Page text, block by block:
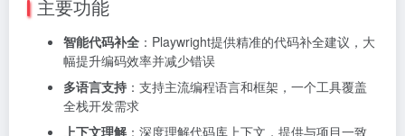
主要功能
智能代码补全 ：Playwright提供精准的代码补全建议，大
幅提升编码效率并减少错误
多语言支持 ：支持主流编程语言和框架，一个工具覆盖
全栈开发需求
上下文理解：深度理解代码库上下文，提供与项目一致